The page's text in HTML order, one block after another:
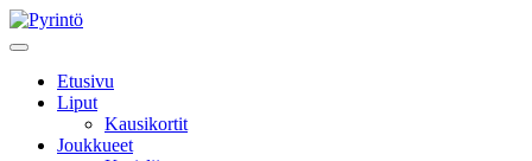
Etusivu
Liput
Kausikortit
Joukkueet